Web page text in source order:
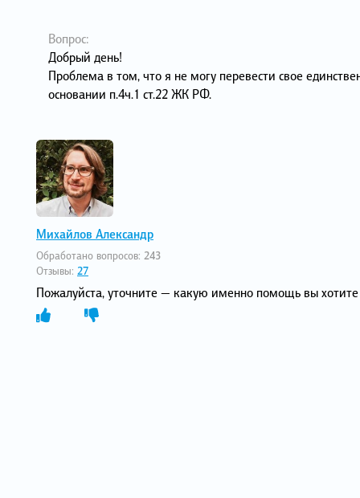
Вопрос:
Добрый день!
Проблема в том, что я не могу перевести свое
основании п.4ч.1 ст.22 ЖК РФ.
Михайлов Александр
Обработано вопросов: 243
Отзывы: 27
Пожалуйста, уточните — какую именно помощь вы хотите